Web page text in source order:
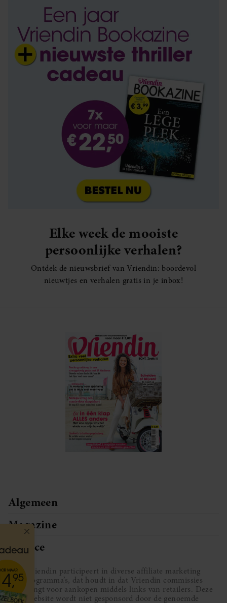
Elke week de mooiste
persoonlijke verhalen?
Ontdek de nieuwsbrief van Vriendin: boordevol
nieuwtjes en verhalen gratis in je inbox!
Algemeen
Magazine
Service
Vriendin participeert in diverse affiliate marketing
programma’s, dat houdt in dat Vriendin commissies
ontvangt voor aankopen middels links van retailers. Deze
website wordt niet gesponsord door de genoemde